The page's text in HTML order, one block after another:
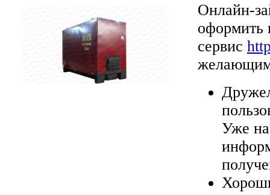
Онлайн-
оформить
сервис
Уже на